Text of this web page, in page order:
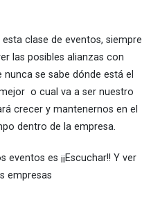
clase de eventos, siempre
las posibles alianzas con
se sabe dónde está el
o cual va a ser nuestro
crecer y mantenernos en el
dentro de la empresa.
es ¡¡Escuchar!! Y ver
empresas